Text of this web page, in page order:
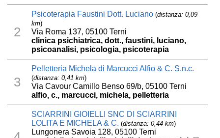
2
Psicoterapia Faustini Dott. Luciano (distanza: 0,09
km)
Via Roma 137, 05100 Terni
clinica psichiatrica, dott., faustini, luciano,
psicoanalisi, psicologia, psicoterapia
3
Pelletteria Michela di Marcucci Alfio & C. S.n.c.
(distanza: 0,41 km)
Via Cavour Camillo Benso 69/b, 05100 Terni
alfio, c., marcucci, michela, pelletteria
SCIARRINI GIOIELLI SNC DI SCIARRINI
LOLITA E MICHELA & C. (distanza: 0,44 km)
Lungonera Savoia 128, 05100 Terni